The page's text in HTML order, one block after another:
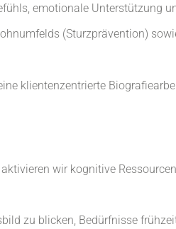
emotionale Unterstützung
(Sturzprävention)
klientenzentrierte
wir kognitive
zu blicken, Bedürfnisse